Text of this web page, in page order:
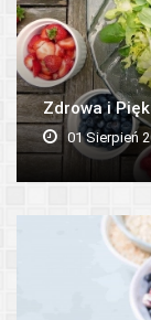
Zdrowa i
01 Sierpień